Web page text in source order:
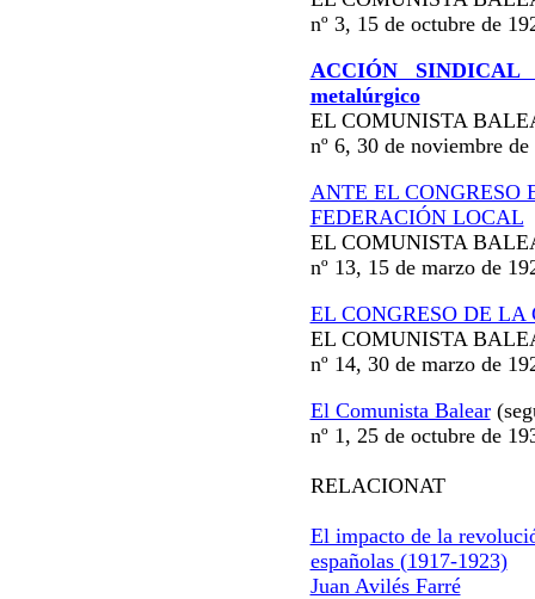
nº 3, 15 de octubre de
ACCIÓN
metalúrgico
EL COMUNISTA
nº 6, 30 de noviembre de
ANTE EL
FEDERACIÓN LOCAL
EL COMUNISTA
nº 13, 15 de marzo de
EL CONGRESO DE LA
EL COMUNISTA
nº 14, 30 de marzo de
El Comunista Balear
nº 1, 25 de octubre de
RELACIONAT
El impacto de la
españolas (1917-1923)
Juan Avilés Farré